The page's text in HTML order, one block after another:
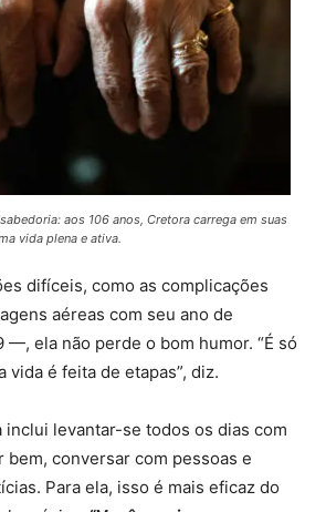
aos 106 anos, Cretora carrega em suas
vida plena e ativa.
difíceis, como as complicações
aéreas com seu ano de
—, ela não perde o bom humor. “É só
vida é feita de etapas”, diz.
levantar-se todos os dias com
conversar com pessoas e
Para ela, isso é mais eficaz do